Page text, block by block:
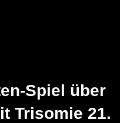
Spiel über
Trisomie 21.